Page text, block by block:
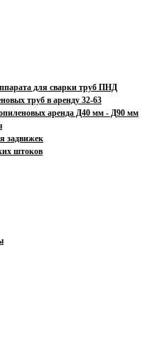
для сварки труб ПНД
труб в аренду 32-63
аренда Д40 мм - Д90 мм
задвижек
штоков